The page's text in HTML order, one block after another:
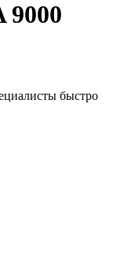
9000
быстро